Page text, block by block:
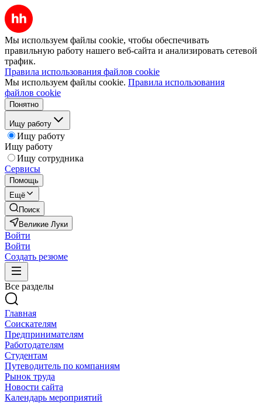
Мы используем файлы cookie, чтобы обеспечивать
правильную работу нашего веб-сайта и анализировать сетевой
трафик.
Правила использования файлов cookie
Мы используем файлы cookie. Правила использования
файлов cookie
Понятно
Ищу работу
Ищу работу
Ищу работу
Ищу сотрудника
Сервисы
Помощь
Ещё
Поиск
Великие Луки
Войти
Войти
Создать резюме
Все разделы
Главная
Соискателям
Предпринимателям
Работодателям
Студентам
Путеводитель по компаниям
Рынок труда
Новости сайта
Календарь мероприятий